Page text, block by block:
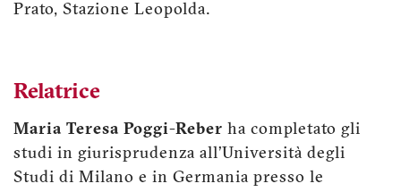
Prato, Stazione Leopolda.
Relatrice
Maria Teresa Poggi-Reber ha completato gli
studi in giurisprudenza all’Università degli
Studi di Milano e in Germania presso le